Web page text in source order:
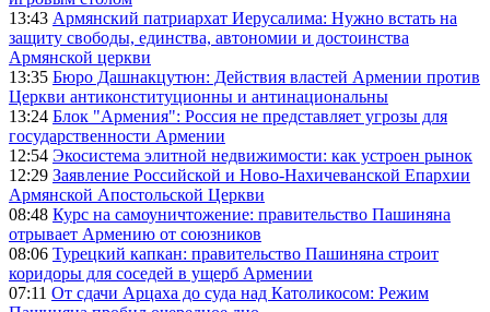
13:43 Армянский патриархат Иерусалима: Нужно встать на
защиту свободы, единства, автономии и достоинства
Армянской церкви
13:35 Бюро Дашнакцутюн: Действия властей Армении против
Церкви антиконституционны и антинациональны
13:24 Блок "Армения": Россия не представляет угрозы для
государственности Армении
12:54 Экосистема элитной недвижимости: как устроен рынок
12:29 Заявление Российской и Ново-Нахичеванской Епархии
Армянской Апостольской Церкви
08:48 Курс на самоуничтожение: правительство Пашиняна
отрывает Армению от союзников
08:06 Турецкий капкан: правительство Пашиняна строит
коридоры для соседей в ущерб Армении
07:11 От сдачи Арцаха до суда над Католикосом: Режим